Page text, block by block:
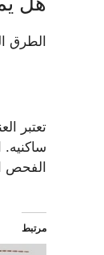
الطرق
تعتبر
الفحص
مرتبط